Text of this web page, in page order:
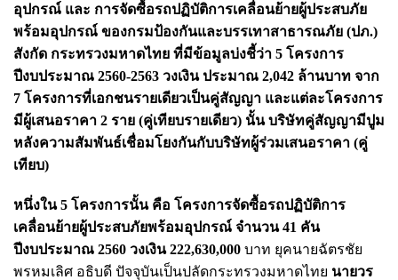
อุปกรณ์ และ การจัดซื้อรถปฏิบัติการเคลื่อนย้ายผู้ประสบภัย
พร้อมอุปกรณ์ ของกรมป้องกันและบรรเทาสาธารณภัย (ปภ.)
สังกัด กระทรวงมหาดไทย ที่มีข้อมูลบ่งชี้ว่า 5 โครงการ
ปีงบประมาณ 2560-2563 วงเงิน ประมาณ 2,042 ล้านบาท จาก
7 โครงการที่เอกชนรายเดียวเป็นคู่สัญญา และแต่ละโครงการ
มีผู้เสนอราคา 2 ราย (คู่เทียบรายเดียว) นั้น บริษัทคู่สัญญามีปูม
หลังความสัมพันธ์เชื่อมโยงกันกับบริษัทผู้ร่วมเสนอราคา (คู่
เทียบ)
หนึ่งใน5 โครงการนั้น คือ โครงการจัดซื้อรถปฏิบัติการ
เคลื่อนย้ายผู้ประสบภัยพร้อมอุปกรณ์ จำนวน 41 คัน
ปีงบประมาณ 2560 วงเงิน 222,630,000 บาท ยุคนายฉัตรชัย
พรหมเลิศ อธิบดี ปัจจุบันเป็นปลัดกระทรวงมหาดไทย นายวร